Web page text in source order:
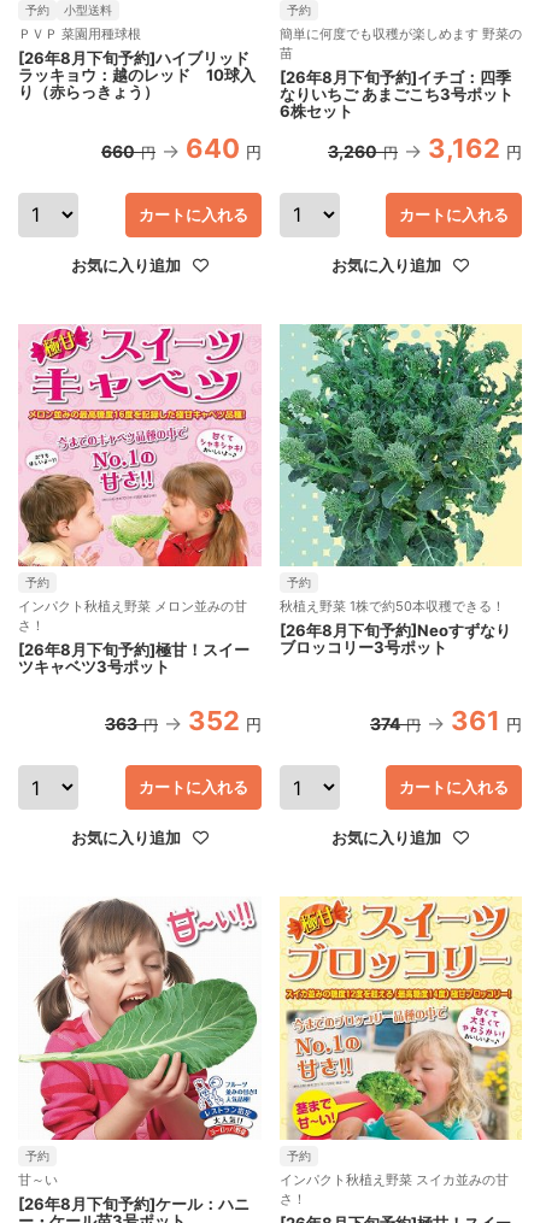
予約 小型送料
ＰＶＰ 菜園用種球根
[26年8月下旬予約]ハイブリッド
ラッキョウ：越のレッド 10球入
り（赤らっきょう）
660 円 640 円
お気に入り追加
カートに入れる
予約
簡単に何度でも収穫が楽しめます 野菜の
苗
[26年8月下旬予約]イチゴ：四季
なりいちご あまごこち3号ポット
6株セット
3,260 円 3,162 円
お気に入り追加
カートに入れる
予約
インパクト秋植え野菜 メロン並みの甘
さ！
[26年8月下旬予約]極甘！スイー
ツキャベツ3号ポット
363 円 352 円
お気に入り追加
カートに入れる
予約
秋植え野菜 1株で約50本収穫できる！
[26年8月下旬予約]Neoすずなり
ブロッコリー3号ポット
374 円 361 円
お気に入り追加
カートに入れる
予約
甘～い
[26年8月下旬予約]ケール：ハニ
予約
インパクト秋植え野菜 スイカ並みの甘
さ！